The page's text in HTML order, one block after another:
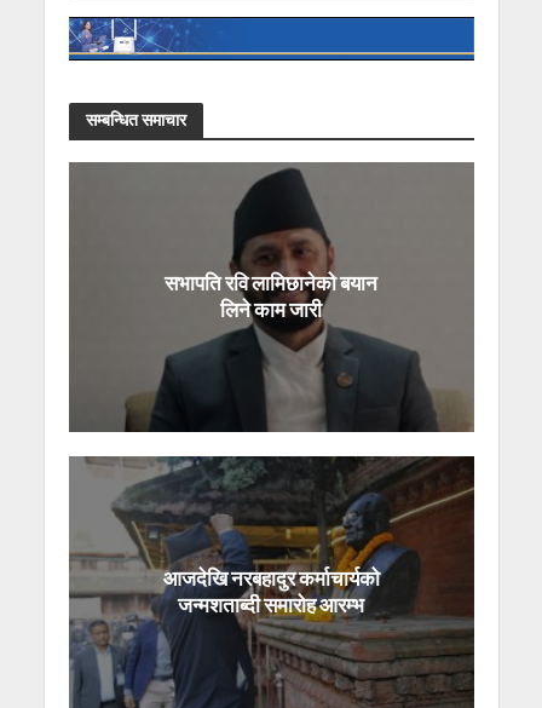
सम्बन्धित समाचार
सभापति रवि लामिछानेको बयान
लिने काम जारी
आजदेखि नरबहादुर कर्माचार्यको
जन्मशताब्दी समारोह आरम्भ